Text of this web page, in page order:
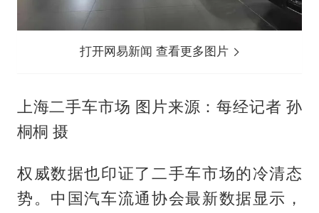
打开网易新闻 查看更多图片
上海二手车市场 图片来源：每经记者 孙
桐桐 摄
权威数据也印证了二手车市场的冷清态
势。中国汽车流通协会最新数据显示，